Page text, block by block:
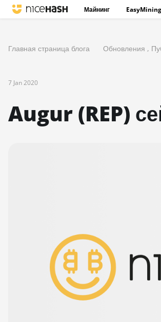
Майнинг EasyMining
Главная страница блога Обновления ,
7 Jan 2020
Augur (REP)